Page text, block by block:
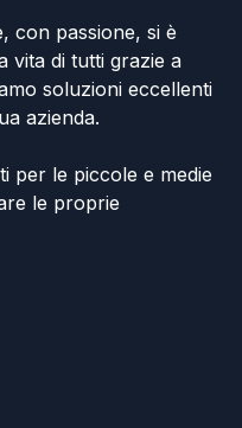
con passione, si è
vita di tutti grazie a
soluzioni eccellenti
azienda.
per le piccole e medie
le proprie